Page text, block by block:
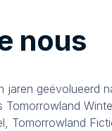
nous
jaren geëvolueerd
Tomorrowland